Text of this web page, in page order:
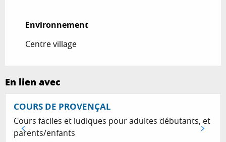
Environnement
Environnement
Centre village
En lien avec
COURS DE PROVENÇAL
Cours faciles et ludiques pour adultes débutants, et
parents/enfants